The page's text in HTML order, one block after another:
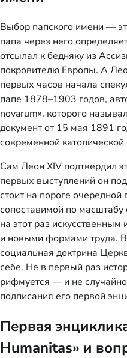
Выбор папского имени —
папа через него
отсылал к бедняку из
покровителю Европы. А
первых часов начала
папе 1878–1903 годов,
novarum», которого
документ от 15 мая 1891
современной
Сам Леон XIV подтвердил
первых выступлений он
стоит на пороге
сопоставимой по
на этот раз
и новыми формами труда.
социальная доктрина
себе. Не в первый раз
рифмуется — и не
подписания его первой
Первая
Humanitas» и